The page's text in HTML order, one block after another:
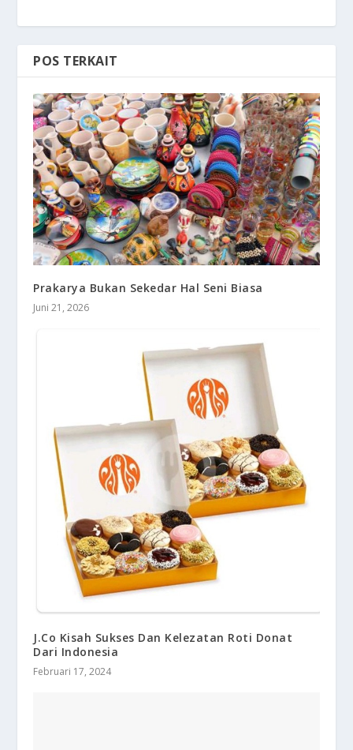
POS TERKAIT
Prakarya Bukan Sekedar Hal Seni Biasa
Juni 21, 2026
J.Co Kisah Sukses Dan Kelezatan Roti Donat
Dari Indonesia
Februari 17, 2024